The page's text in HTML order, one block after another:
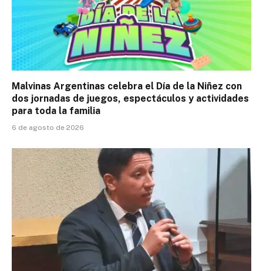
Malvinas Argentinas celebra el Día de la Niñez con
dos jornadas de juegos, espectáculos y actividades
para toda la familia
6 de agosto de 2026